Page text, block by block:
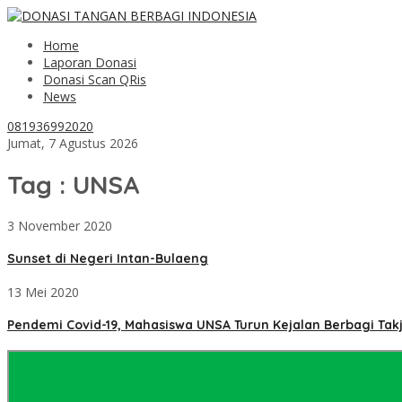
Home
Laporan Donasi
Donasi Scan QRis
News
081936992020
Jumat, 7 Agustus 2026
Tag : UNSA
3 November 2020
Sunset di Negeri Intan-Bulaeng
13 Mei 2020
Pendemi Covid-19, Mahasiswa UNSA Turun Kejalan Berbagi